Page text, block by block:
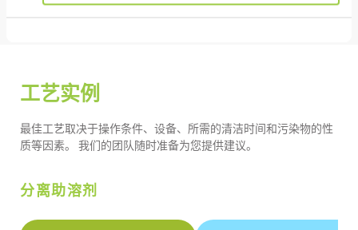
工艺实例
最佳工艺取决于操作条件、设备、所需的清洁时间和污染物的性
质等因素。 我们的团队随时准备为您提供建议。
分离助溶剂